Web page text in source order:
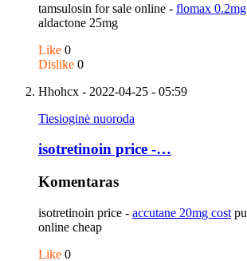
tamsulosin for sale online - flomax
aldactone 25mg
Like 0
Dislike 0
Hhohcx - 2022-04-25 - 05:59
Tiesioginė nuoroda
isotretinoin price -…
Komentaras
isotretinoin price - accutane 20mg cost
online cheap
Like 0